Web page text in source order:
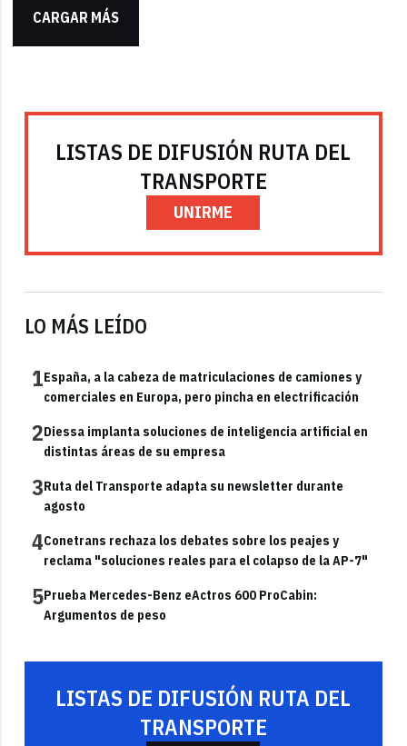
CARGAR MÁS
LISTAS DE DIFUSIÓN RUTA DEL
TRANSPORTE
UNIRME
LO MÁS LEÍDO
1España, a la cabeza de matriculaciones de camiones y
comerciales en Europa, pero pincha en electrificación
2Diessa implanta soluciones de inteligencia artificial en
distintas áreas de su empresa
3Ruta del Transporte adapta su newsletter durante
agosto
4Conetrans rechaza los debates sobre los peajes y
reclama "soluciones reales para el colapso de la AP-7"
5Prueba Mercedes-Benz eActros 600 ProCabin:
Argumentos de peso
LISTAS DE DIFUSIÓN RUTA DEL
TRANSPORTE